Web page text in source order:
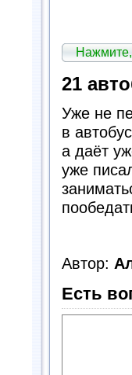
21
Уже не
в
а даёт
уже
Автор:
Есть